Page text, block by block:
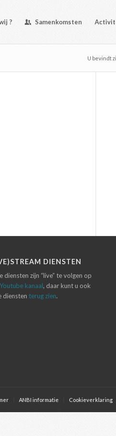
? Samenkomsten
U bevindt
DIENSTEN
diensten zijn “live” te volgen op
Youtube kanaal, daar kunt u ook
diensten terug zien.
ANBI informatie Cookieverklaring